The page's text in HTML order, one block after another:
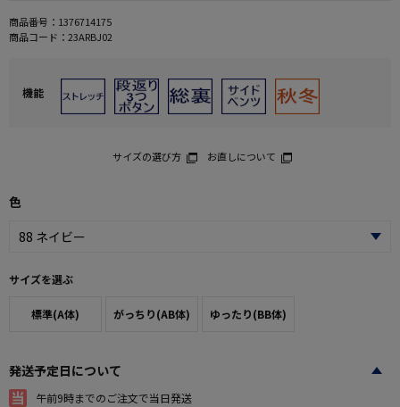
商品番号： 1376714175
商品コード： 23ARBJ02
機能
サイズの選び方 お直しについて
色
サイズを選ぶ
標準(A体) がっちり(AB体) ゆったり(BB体)
発送予定日について
午前9時までのご注文で当日発送